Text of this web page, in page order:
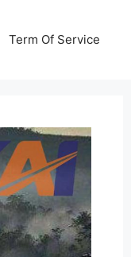
Term Of Service